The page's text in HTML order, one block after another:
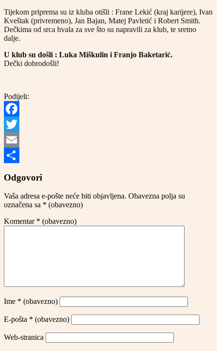
Tijekom priprema su iz kluba otišli : Frane Lekić (kraj karijere), Ivan
Kveštak (privremeno), Jan Bajan, Matej Pavletić i Robert Smith.
Dečkima od srca hvala za sve što su napravili za klub, te sretno
dalje.
U klub su došli : Luka Miškulin i Franjo Baketarić.
Dečki dobrodošli!
Podijeli:
Facebook
Twitter
Email
Odgovori
Vaša adresa e-pošte neće biti objavljena. Obavezna polja su
označena sa * (obavezno)
Komentar * (obavezno)
Ime * (obavezno)
E-pošta * (obavezno)
Web-stranica